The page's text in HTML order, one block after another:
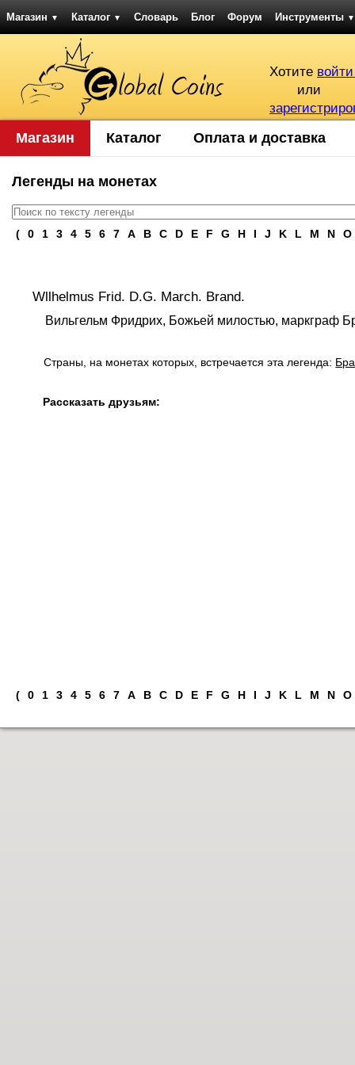
Магазин ▼ Каталог ▼ Словарь Блог Форум Инструменты ▼
Хотите
или
Магазин Каталог Оплата и доставка
Легенды на монетах
( 0 1 3 4 5 6 7 A B C D E F G H I J K L M N O
Wllhelmus Frid. D.G. March. Brand.
Вильгельм Фридрих, Божьей милостью, маркграф
Страны, на монетах которых, встречается эта легенда:
Рассказать друзьям:
( 0 1 3 4 5 6 7 A B C D E F G H I J K L M N O